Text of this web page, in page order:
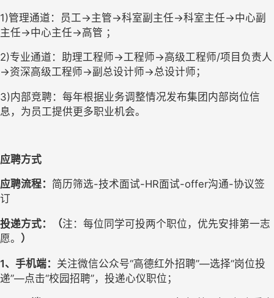
1)管理通道：员工→主管→科室副主任→科室主任→中心副
主任→中心主任→高管 ；
2)专业通道：助理工程师→工程师→高级工程师/项目负责人
→资深高级工程师→副总设计师→总设计师；
3)内部竞聘：每年根据业务调整情况发布集团内部岗位信
息，为员工提供更多职业机会。
应聘方式
应聘流程： 简历筛选-技术面试-HR面试-offer沟通-协议签
订
投递方式：（注：每位同学可投两个职位，优先安排第一志
愿。 ）
1、手机端： 关注微信公众号“高德红外招聘”—选择“岗位投
递”—点击“校园招聘”，投递心仪职位；